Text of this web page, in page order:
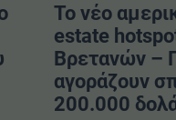
Το νέο
estate
Βρετανών –
αγοράζουν
200.000